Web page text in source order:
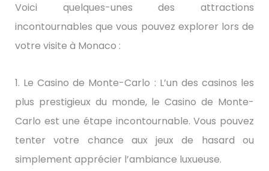
Voici quelques-unes des attractions
incontournables que vous pouvez explorer lors de
votre visite à Monaco :
1. Le Casino de Monte-Carlo : L’un des casinos les
plus prestigieux du monde, le Casino de Monte-
Carlo est une étape incontournable. Vous pouvez
tenter votre chance aux jeux de hasard ou
simplement apprécier l’ambiance luxueuse.